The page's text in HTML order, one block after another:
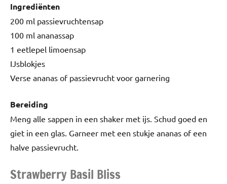
Ingrediënten
200 ml passievruchtensap
100 ml ananassap
1 eetlepel limoensap
IJsblokjes
Verse ananas of passievrucht voor garnering
Bereiding
Meng alle sappen in een shaker met ijs. Schud goed en
giet in een glas. Garneer met een stukje ananas of een
halve passievrucht.
Strawberry Basil Bliss